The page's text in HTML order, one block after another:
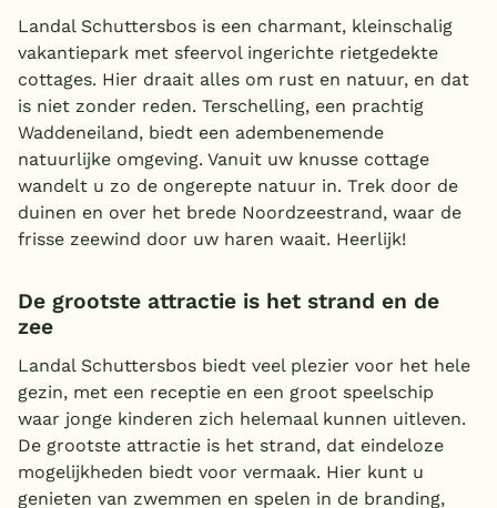
Landal Schuttersbos is een charmant, kleinschalig
vakantiepark met sfeervol ingerichte rietgedekte
cottages. Hier draait alles om rust en natuur, en dat
is niet zonder reden. Terschelling, een prachtig
Waddeneiland, biedt een adembenemende
natuurlijke omgeving. Vanuit uw knusse cottage
wandelt u zo de ongerepte natuur in. Trek door de
duinen en over het brede Noordzeestrand, waar de
frisse zeewind door uw haren waait. Heerlijk!
De grootste attractie is het strand en de
zee
Landal Schuttersbos biedt veel plezier voor het hele
gezin, met een receptie en een groot speelschip
waar jonge kinderen zich helemaal kunnen uitleven.
De grootste attractie is het strand, dat eindeloze
mogelijkheden biedt voor vermaak. Hier kunt u
genieten van zwemmen en spelen in de branding,